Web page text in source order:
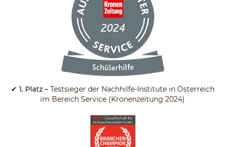
✔ 1. Platz – Testsieger der Nachhilfe-Institute in Österreich
im Bereich Service (Kronenzeitung 2024)